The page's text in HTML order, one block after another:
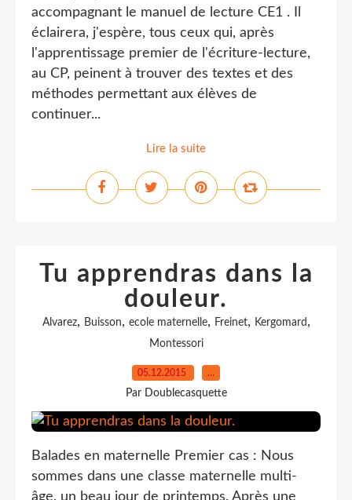
accompagnant le manuel de lecture CE1 . Il
éclairera, j'espère, tous ceux qui, après
l'apprentissage premier de l'écriture-lecture,
au CP, peinent à trouver des textes et des
méthodes permettant aux élèves de
continuer...
Lire la suite
Tu apprendras dans la
douleur.
Alvarez, Buisson, ecole maternelle, Freinet, Kergomard ,
Montessori
05.12.2015 …
Par Doublecasquette
Balades en maternelle Premier cas : Nous
sommes dans une classe maternelle multi-
âge, un beau jour de printemps. Après une